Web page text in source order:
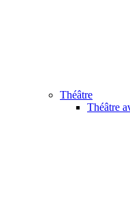
Théâtre
Théâtre